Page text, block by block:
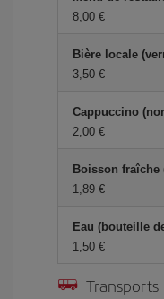
8,00 €
Bière locale
3,50 €
Cappuccino
2,00 €
Boisson fraîche
1,89 €
Eau (bouteille
1,50 €
Transports